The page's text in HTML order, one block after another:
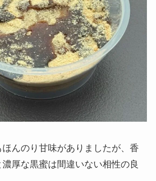
んのり甘味がありましたが、香
厚な黒蜜は間違いない相性の良